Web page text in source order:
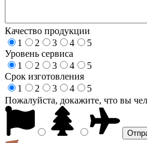
Качество продукции
1
2 3 4
5
Уровень сервиса
1
2 3 4
5
Срок изготовления
1
2 3 4
5
Пожалуйста, докажите, что вы